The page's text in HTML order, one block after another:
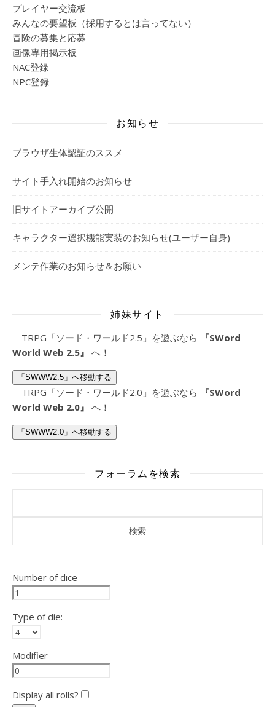
プレイヤー交流板
みんなの要望板（採用するとは言ってない）
冒険の募集と応募
画像専用掲示板
NAC登録
NPC登録
お知らせ
ブラウザ生体認証のススメ
サイト手入れ開始のお知らせ
旧サイトアーカイブ公開
キャラクター選択機能実装のお知らせ(ユーザー自身)
メンテ作業のお知らせ＆お願い
姉妹サイト
TRPG「ソード・ワールド2.5」を遊ぶなら
『SWord
World Web 2.5』 へ！
「SWWW2.5」へ移動する
TRPG「ソード・ワールド2.0」を遊ぶなら
『SWord
World Web 2.0』 へ！
「SWWW2.0」へ移動する
フォーラムを検索
Number of dice
Type of die:
Modifier
Display all rolls?